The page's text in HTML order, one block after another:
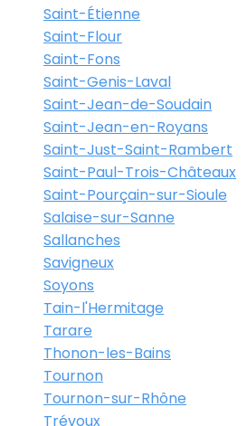
Saint-Étienne
Saint-Flour
Saint-Fons
Saint-Genis-Laval
Saint-Jean-de-Soudain
Saint-Jean-en-Royans
Saint-Just-Saint-Rambert
Saint-Paul-Trois-Châteaux
Saint-Pourçain-sur-Sioule
Salaise-sur-Sanne
Sallanches
Savigneux
Soyons
Tain-l'Hermitage
Tarare
Thonon-les-Bains
Tournon
Tournon-sur-Rhône
Trévoux